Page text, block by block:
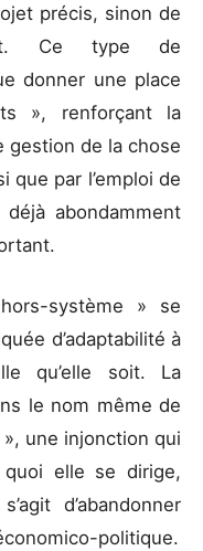
précis, sinon de
Ce type de
donner une place
», renforçant la
gestion de la chose
que par l’emploi de
abondamment
système » se
d’adaptabilité à
qu’elle soit. La
le nom même de
une injonction qui
elle se dirige,
d’abandonner
politique.